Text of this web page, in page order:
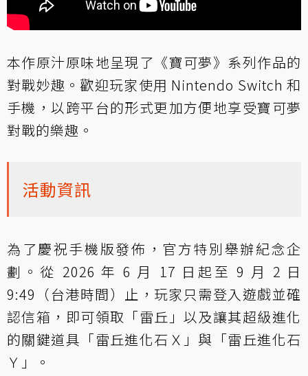
本作原汁原味地呈現了《寶可夢》系列作品的
對戰妙趣。歡迎玩家使用 Nintendo Switch 和
手機，以跨平台的形式更加方便地享受寶可夢
對戰的樂趣。
活動資訊
為了慶祝手機版發佈，官方特別舉辦紀念企
劃。從 2026 年 6 月 17 日起至 9 月 2 日
9:49（台港時間）止，玩家只需登入遊戲並確
認信箱，即可領取「雷丘」以及讓其超級進化
的關鍵道具「雷丘進化石Ｘ」與「雷丘進化石
Ｙ」。